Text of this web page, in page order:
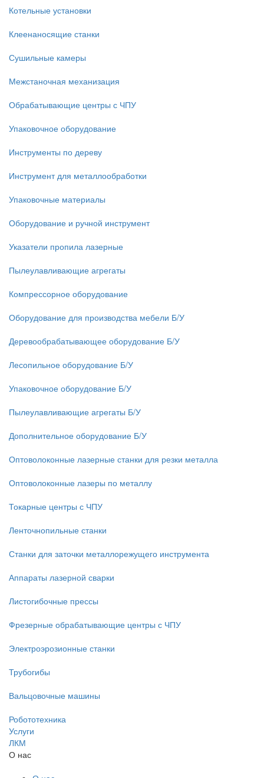
Котельные установки
Клеенаносящие станки
Сушильные камеры
Межстаночная механизация
Обрабатывающие центры с ЧПУ
Упаковочное оборудование
Инструменты по дереву
Инструмент для металлообработки
Упаковочные материалы
Оборудование и ручной инструмент
Указатели пропила лазерные
Пылеулавливающие агрегаты
Компрессорное оборудование
Оборудование для производства мебели Б/У
Деревообрабатывающее оборудование Б/У
Лесопильное оборудование Б/У
Упаковочное оборудование Б/У
Пылеулавливающие агрегаты Б/У
Дополнительное оборудование Б/У
Оптоволоконные лазерные станки для резки металла
Оптоволоконные лазеры по металлу
Токарные центры с ЧПУ
Ленточнопильные станки
Станки для заточки металлорежущего инструмента
Аппараты лазерной сварки
Листогибочные прессы
Фрезерные обрабатывающие центры с ЧПУ
Электроэрозионные станки
Трубогибы
Вальцовочные машины
Робототехника
Услуги
ЛКМ
О нас